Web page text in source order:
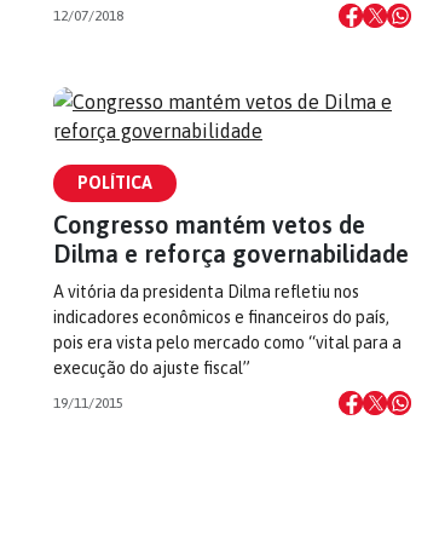
12/07/2018
POLÍTICA
Congresso mantém vetos de
Dilma e reforça governabilidade
A vitória da presidenta Dilma refletiu nos
indicadores econômicos e financeiros do país,
pois era vista pelo mercado como “vital para a
execução do ajuste fiscal”
19/11/2015